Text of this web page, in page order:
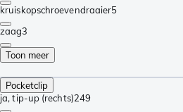
kruiskopschroevendraaier5
zaag3
Toon meer
Pocketclip
ja, tip-up (rechts)249